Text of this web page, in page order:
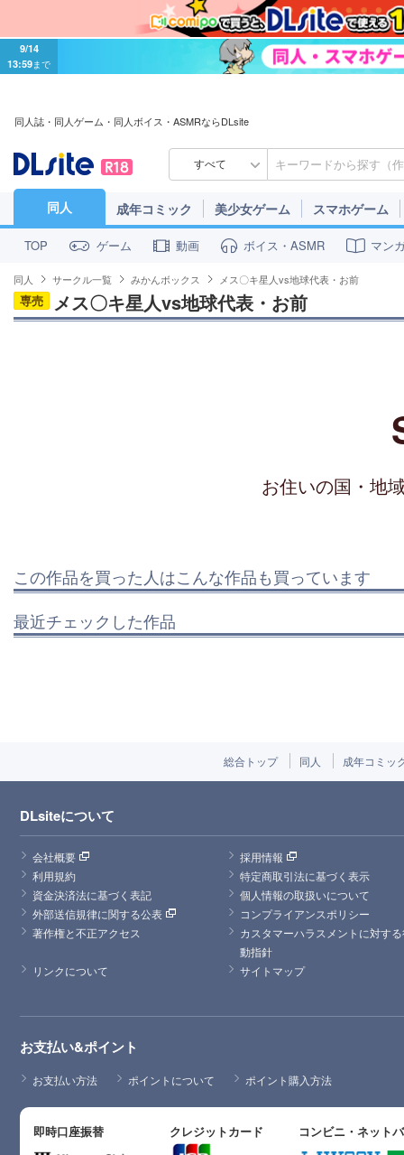
9/14
13:59まで
同人誌・同人ゲーム・同人ボイス・ASMRならDLsite
すべて
同人 成年コミック 美少女ゲーム スマホゲーム
TOP ゲーム 動画 ボイス・ASMR マン
同人 サークル一覧 みかんボックス メス〇キ星人vs地球代表・お前
専売 メス〇キ星人vs地球代表・お前
お住いの国・地
この作品を買った人はこんな作品も買っています
最近チェックした作品
総合トップ 同人 成年コミッ
DLsiteについて
会社概要
採用情報
利用規約
特定商取引法に基づく表示
資金決済法に基づく表記
個人情報の取扱いについて
外部送信規律に関する公表
コンプライアンスポリシー
著作権と不正アクセス
カスタマーハラスメントに対す
動指針
リンクについて
サイトマップ
お支払い&ポイント
お支払い方法 ポイントについて ポイント購入方法
即時口座振替 クレジットカード コンビニ・ネット